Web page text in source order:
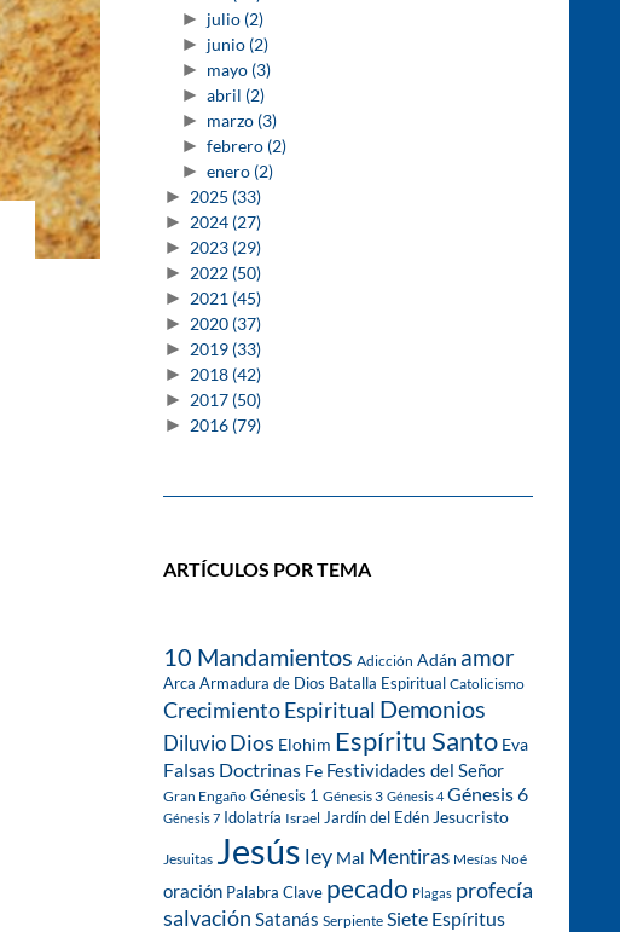
► julio (2)
► junio (2)
► mayo (3)
► abril (2)
► marzo (3)
► febrero (2)
► enero (2)
► 2025 (33)
► 2024 (27)
► 2023 (29)
► 2022 (50)
► 2021 (45)
► 2020 (37)
► 2019 (33)
► 2018 (42)
► 2017 (50)
► 2016 (79)
ARTÍCULOS POR TEMA
10 Mandamientos Adicción Adán amor
Arca Armadura de Dios Batalla Espiritual Catolicismo
Crecimiento Espiritual Demonios
DiluvioDios Elohim Espíritu Santo Eva
Falsas Doctrinas Fe Festividades del Señor
Gran Engaño Génesis 1 Génesis 3 Génesis 4 Génesis 6
Génesis 7 Idolatría Israel Jardín del Edén Jesucristo
Jesuitas Jesús ley Mal Mentiras Mesías Noé
oración Palabra Clave pecado Plagas profecía
salvación Satanás Serpiente Siete Espíritus